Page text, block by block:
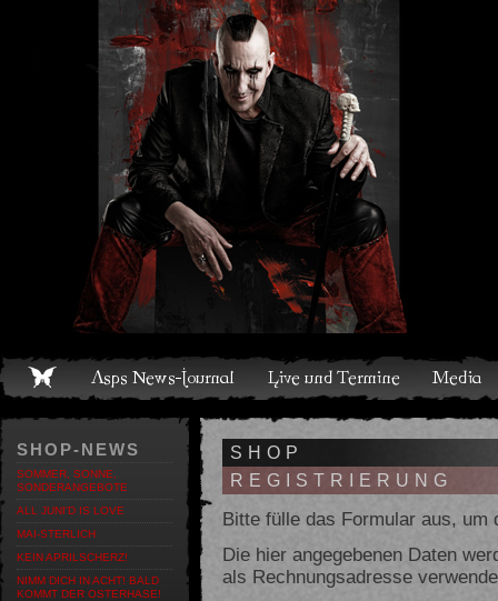
Live und Termine Media Shop Band Discografie
SHOP-NEWS
SOMMER, SONNE,
SONDERANGEBOTE
ALL JUNI'D IS LOVE
MAI-STERLICH
KEIN APRILSCHERZ!
NIMM DICH IN ACHT! BALD
KOMMT DER OSTERHASE!
SHOP
REGISTRIERUNG
Bitte fülle das Formular aus, um
Die hier angegebenen Daten
als Rechnungsadresse